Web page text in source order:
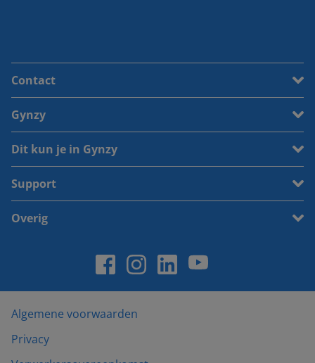
Contact
Gynzy
Dit kun je in Gynzy
Support
Overig
Algemene voorwaarden
Privacy